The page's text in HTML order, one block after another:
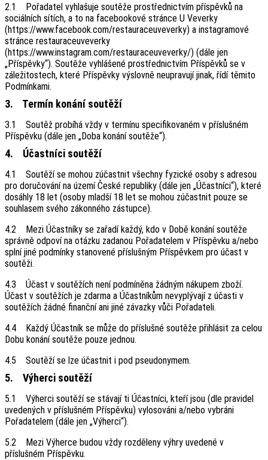
2.1 Pořadatel vyhlašuje soutěže prostřednictvím příspěvků na
sociálních sítích, a to na facebookové stránce U Veverky
(https://www.facebook.com/restauraceuveverky) a instagramové
stránce restauraceuveverky
(https://www.instagram.com/restauraceuveverky/) (dále jen
„Příspěvky“). Soutěže vyhlášené prostřednictvím Příspěvků se v
záležitostech, které Příspěvky výslovně neupravují jinak, řídí těmito
Podmínkami.
3. Termín konání soutěží
3.1 Soutěž probíhá vždy v termínu specifikovaném v příslušném
Příspěvku (dále jen „Doba konání soutěže“).
4. Účastníci soutěží
4.1 Soutěží se mohou zúčastnit všechny fyzické osoby s adresou
pro doručování na území České republiky (dále jen „Účastníci“), které
dosáhly 18 let (osoby mladší 18 let se mohou zúčastnit pouze se
souhlasem svého zákonného zástupce).
4.2 Mezi Účastníky se zařadí každý, kdo v Době konání soutěže
správně odpoví na otázku zadanou Pořadatelem v Příspěvku a/nebo
splní jiné podmínky stanovené příslušným Příspěvkem pro účast v
soutěži.
4.3 Účast v soutěžích není podmíněna žádným nákupem zboží.
Účast v soutěžích je zdarma a Účastníkům nevyplývají z účasti v
soutěžích žádné finanční ani jiné závazky vůči Pořadateli.
4.4 Každý Účastník se může do příslušné soutěže přihlásit za celou
Dobu konání soutěže pouze jednou.
4.5 Soutěží se lze účastnit i pod pseudonymem.
5. Výherci soutěží
5.1 Výherci soutěží se stávají ti Účastníci, kteří jsou (dle pravidel
uvedených v příslušném Příspěvku) vylosováni a/nebo vybráni
Pořadatelem (dále jen „Výherci“).
5.2 Mezi Výherce budou vždy rozděleny výhry uvedené v
příslušném Příspěvku.